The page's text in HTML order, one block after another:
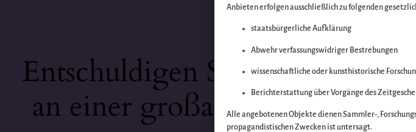
Entschuldigen Sie bitte die
an einer großartigen Sache –
Anbieten erfolgen ausschließlich zu folgenden
staatsbürgerliche Aufklärung
Abwehr verfassungswidriger Bestrebungen
wissenschaftliche oder kunsthistorische
Berichterstattung über Vorgänge des
Alle angebotenen Objekte dienen Sammler-,
propagandistischen Zwecken ist untersagt.